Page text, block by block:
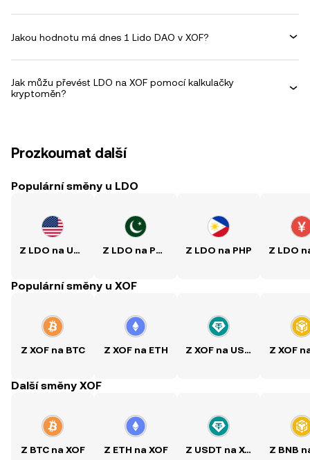
Jakou hodnotu má dnes 1 Lido DAO v XOF?
Jak můžu převést LDO na XOF pomocí kalkulačky
kryptoměn?
Prozkoumat další
Populární směny u LDO
Z LDO na USD Z LDO na PKR Z LDO na PHP
Populární směny u XOF
Z XOF na BTC Z XOF na ETH Z XOF na USDT Z XOF
Další směny XOF
Z BTC na XOF Z ETH na XOF Z USDT na XOF Z BNB